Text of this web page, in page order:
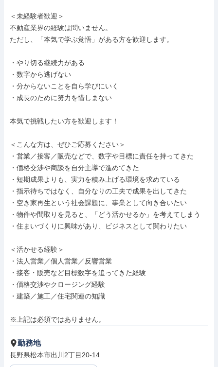
＜未経験者歓迎＞
不動産業界の経験は問いません。
ただし、「本気で学ぶ覚悟」がある方を歓迎します。
・やり切る継続力がある
・数字から逃げない
・分からないことを自ら学びにいく
・成長のために努力を惜しまない
本気で挑戦したい方を歓迎します！
＜こんな方は、ぜひご応募ください＞
・営業／接客／販売などで、数字や目標に責任を持ってきた
・価格交渉や商談を自分主導で進めてきた
・短期成果よりも、実力を積み上げる環境を求めている
・指示待ちではなく、自分なりの工夫で成果を出してきた
・空き家再生という社会課題に、事業として向き合いたい
・物件や間取りを見ると、「どう活かせるか」を考えてしまう
・住まいづくりに興味があり、ビジネスとして関わりたい
＜活かせる経験＞
・法人営業／個人営業／反響営業
・接客・販売など目標数字を追ってきた経験
・価格交渉やクロージング経験
・建築／施工／住宅関連の知識
※上記は必須ではありません。
勤務地
長野県松本市出川2丁目20-14